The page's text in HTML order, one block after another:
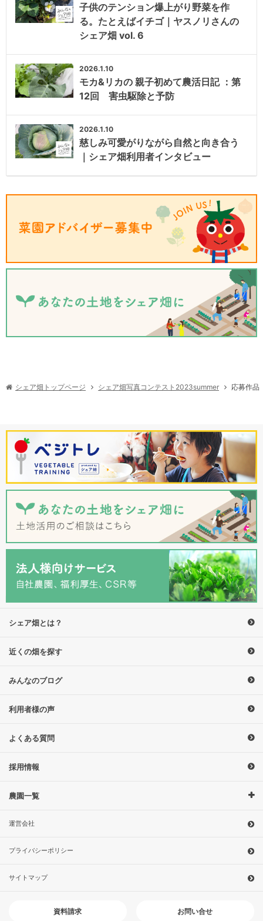
子供のテンション爆上がり野菜を作
る。たとえばイチゴ｜ヤスノリさんの
シェア畑 vol. 6
2026.1.10
モカ&リカの 親子初めて農活日記 ：第
12回 害虫駆除と予防
2026.1.10
慈しみ可愛がりながら自然と向き合う
｜シェア畑利用者インタビュー
シェア畑トップページ シェア畑写真コンテスト2023summer 応募作品
シェア畑とは？
近くの畑を探す
みんなのブログ
利用者様の声
よくある質問
採用情報
農園一覧
運営会社
プライバシーポリシー
サイトマップ
資料請求 お問い合せ